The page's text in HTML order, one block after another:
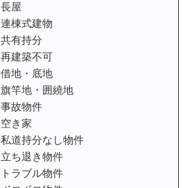
長屋
連棟式建物
共有持分
再建築不可
借地・底地
旗竿地・囲繞地
事故物件
空き家
私道持分なし物件
立ち退き物件
トラブル物件